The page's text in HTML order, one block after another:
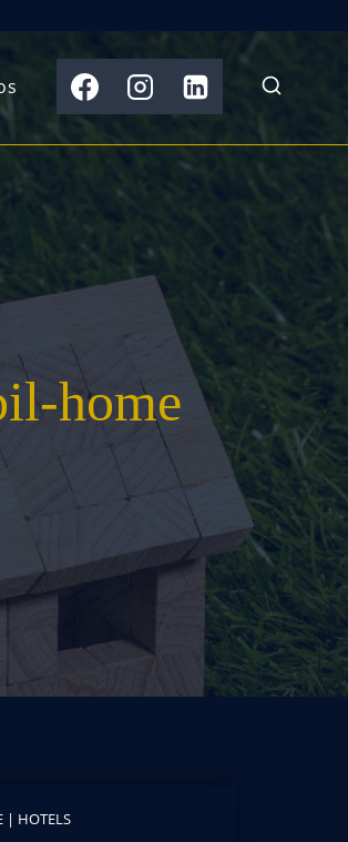
centrale
continent
du Sud-Est
Orient
home
| HOTELS